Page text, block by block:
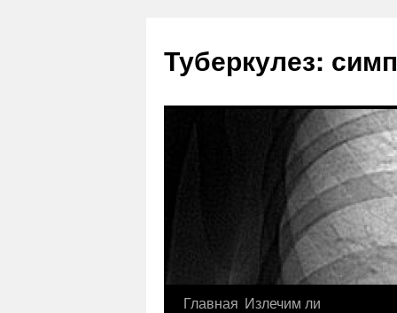
Туберкулез:
Главная Излечим ли